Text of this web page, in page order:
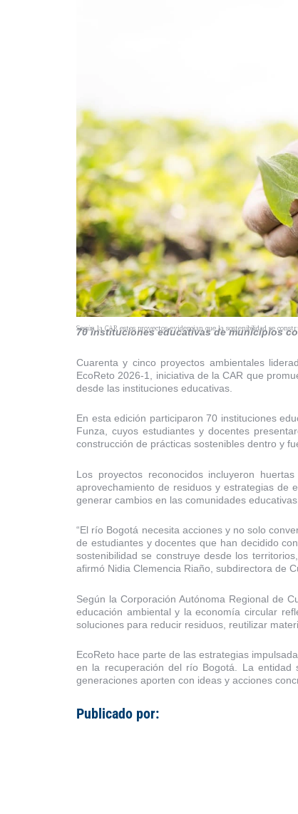
Según la CAR estos proyectos evidencian que la sostenibilidad se
70 instituciones educativas de municipios
Cuarenta y cinco proyectos ambientales
EcoReto 2026-1, iniciativa de la CAR que
desde las instituciones educativas.
En esta edición participaron 70 instituciones
Funza, cuyos estudiantes y docentes
construcción de prácticas sostenibles dentro y
Los proyectos reconocidos incluyeron
aprovechamiento de residuos y estrategias de
generar cambios en las comunidades
“El río Bogotá necesita acciones y no solo
de estudiantes y docentes que han decidido
sostenibilidad se construye desde los
afirmó Nidia Clemencia Riaño, subdirectora de
Según la Corporación Autónoma Regional de
educación ambiental y la economía circular
soluciones para reducir residuos, reutilizar
EcoReto hace parte de las estrategias
en la recuperación del río Bogotá. La entidad
generaciones aporten con ideas y acciones
Publicado por: